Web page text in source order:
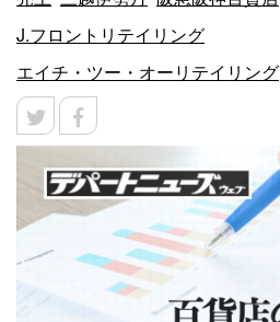
J.フロントリテイリング
エイチ・ツー・オーリテイリング